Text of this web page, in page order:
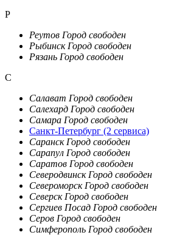
Р
Реутов Город свободен
Рыбинск Город свободен
Рязань Город свободен
С
Салават Город свободен
Салехард Город свободен
Самара Город свободен
Санкт-Петербург (2 сервиса)
Саранск Город свободен
Сарапул Город свободен
Саратов Город свободен
Северодвинск Город свободен
Североморск Город свободен
Северск Город свободен
Сергиев Посад Город свободен
Серов Город свободен
Симферополь Город свободен